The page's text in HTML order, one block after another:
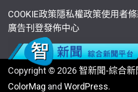
COOKIE政策隱私權政策使用者
廣告刊登發佈中心
Copyright © 2026 智新聞-綜合新
ColorMag and WordPress.